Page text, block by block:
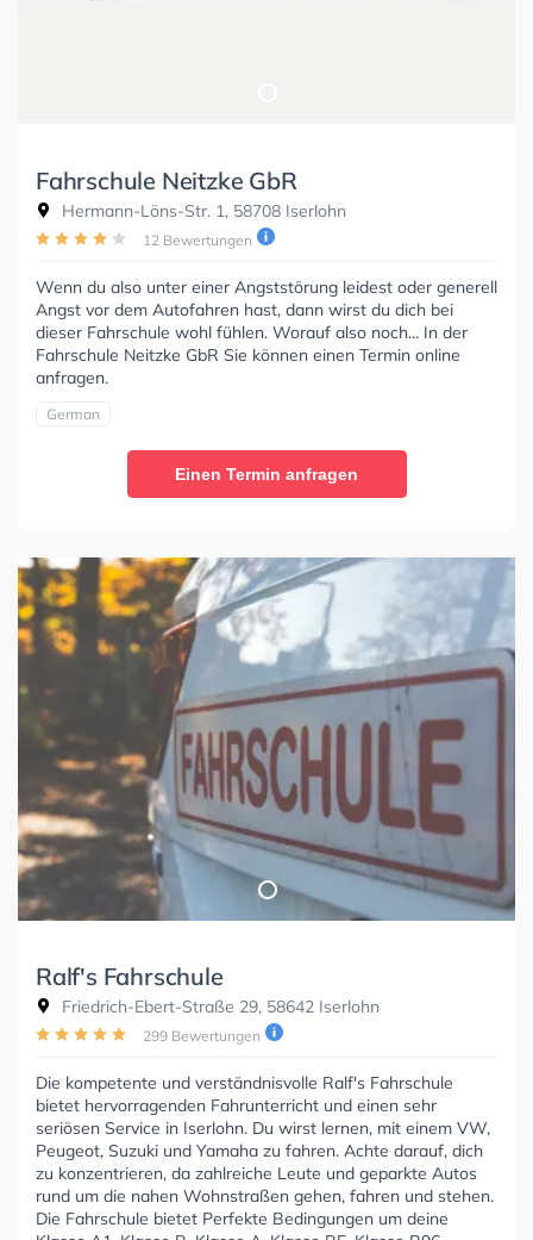
Fahrschule Neitzke GbR
Hermann-Löns-Str. 1, 58708 Iserlohn
12 Bewertungen
Wenn du also unter einer Angststörung leidest oder generell
Angst vor dem Autofahren hast, dann wirst du dich bei
dieser Fahrschule wohl fühlen. Worauf also noch... In der
Fahrschule Neitzke GbR Sie können einen Termin online
anfragen.
German
Einen Termin anfragen
Ralf's Fahrschule
Friedrich-Ebert-Straße 29, 58642 Iserlohn
299 Bewertungen
Die kompetente und verständnisvolle Ralf's Fahrschule
bietet hervorragenden Fahrunterricht und einen sehr
seriösen Service in Iserlohn. Du wirst lernen, mit einem VW,
Peugeot, Suzuki und Yamaha zu fahren. Achte darauf, dich
zu konzentrieren, da zahlreiche Leute und geparkte Autos
rund um die nahen Wohnstraßen gehen, fahren und stehen.
Die Fahrschule bietet Perfekte Bedingungen um deine